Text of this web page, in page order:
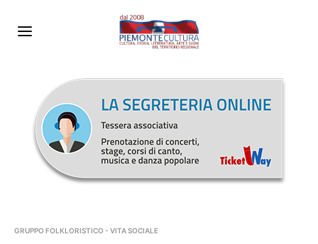
GRUPPO FOLKLORISTICO - VITA SOCIALE